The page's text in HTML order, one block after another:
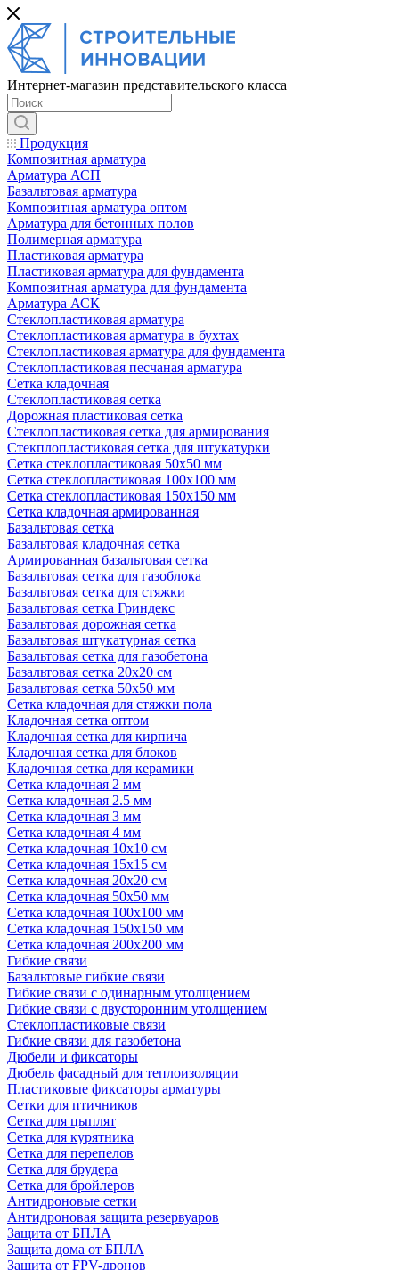
Интернет-магазин представительского класса
Продукция
Композитная арматура
Арматура АСП
Базальтовая арматура
Композитная арматура оптом
Арматура для бетонных полов
Полимерная арматура
Пластиковая арматура
Пластиковая арматура для фундамента
Композитная арматура для фундамента
Арматура АСК
Cтеклопластиковая арматура
Стеклопластиковая арматура в бухтах
Стеклопластиковая арматура для фундамента
Стеклопластиковая песчаная арматура
Сетка кладочная
Стеклопластиковая сетка
Дорожная пластиковая сетка
Стеклопластиковая сетка для армирования
Стекплопластиковая сетка для штукатурки
Сетка стеклопластиковая 50x50 мм
Сетка стеклопластиковая 100x100 мм
Сетка стеклопластиковая 150x150 мм
Сетка кладочная армированная
Базальтовая сетка
Базальтовая кладочная сетка
Армированная базальтовая сетка
Базальтовая сетка для газоблока
Базальтовая сетка для стяжки
Базальтовая сетка Гриндекс
Базальтовая дорожная сетка
Базальтовая штукатурная сетка
Базальтовая сетка для газобетона
Базальтовая сетка 20x20 см
Базальтовая сетка 50x50 мм
Сетка кладочная для стяжки пола
Кладочная сетка оптом
Кладочная сетка для кирпича
Кладочная сетка для блоков
Кладочная сетка для керамики
Сетка кладочная 2 мм
Сетка кладочная 2.5 мм
Сетка кладочная 3 мм
Сетка кладочная 4 мм
Сетка кладочная 10x10 см
Сетка кладочная 15x15 см
Сетка кладочная 20x20 см
Сетка кладочная 50x50 мм
Сетка кладочная 100x100 мм
Сетка кладочная 150x150 мм
Сетка кладочная 200x200 мм
Гибкие связи
Базальтовые гибкие связи
Гибкие связи с одинарным утолщением
Гибкие связи с двусторонним утолщением
Стеклопластиковые связи
Гибкие связи для газобетона
Дюбели и фиксаторы
Дюбель фасадный для теплоизоляции
Пластиковые фиксаторы арматуры
Сетки для птичников
Сетка для цыплят
Сетка для курятника
Сетка для перепелов
Сетка для брудера
Сетка для бройлеров
Антидроновые сетки
Антидроновая защита резервуаров
Защита от БПЛА
Защита дома от БПЛА
Защита от FPV-дронов